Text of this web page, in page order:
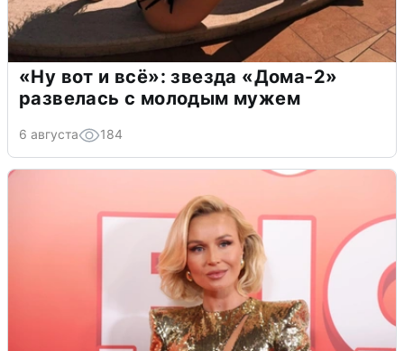
«Ну вот и всё»: звезда «Дома-2»
развелась с молодым мужем
6 августа 184